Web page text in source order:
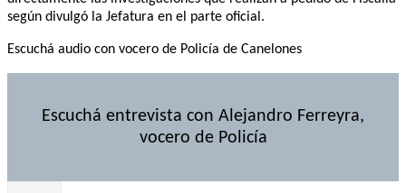
según divulgó la Jefatura en el parte oficial.
Escuchá audio con vocero de Policía de Canelones
Escuchá entrevista con Alejandro Ferreyra,
vocero de Policía